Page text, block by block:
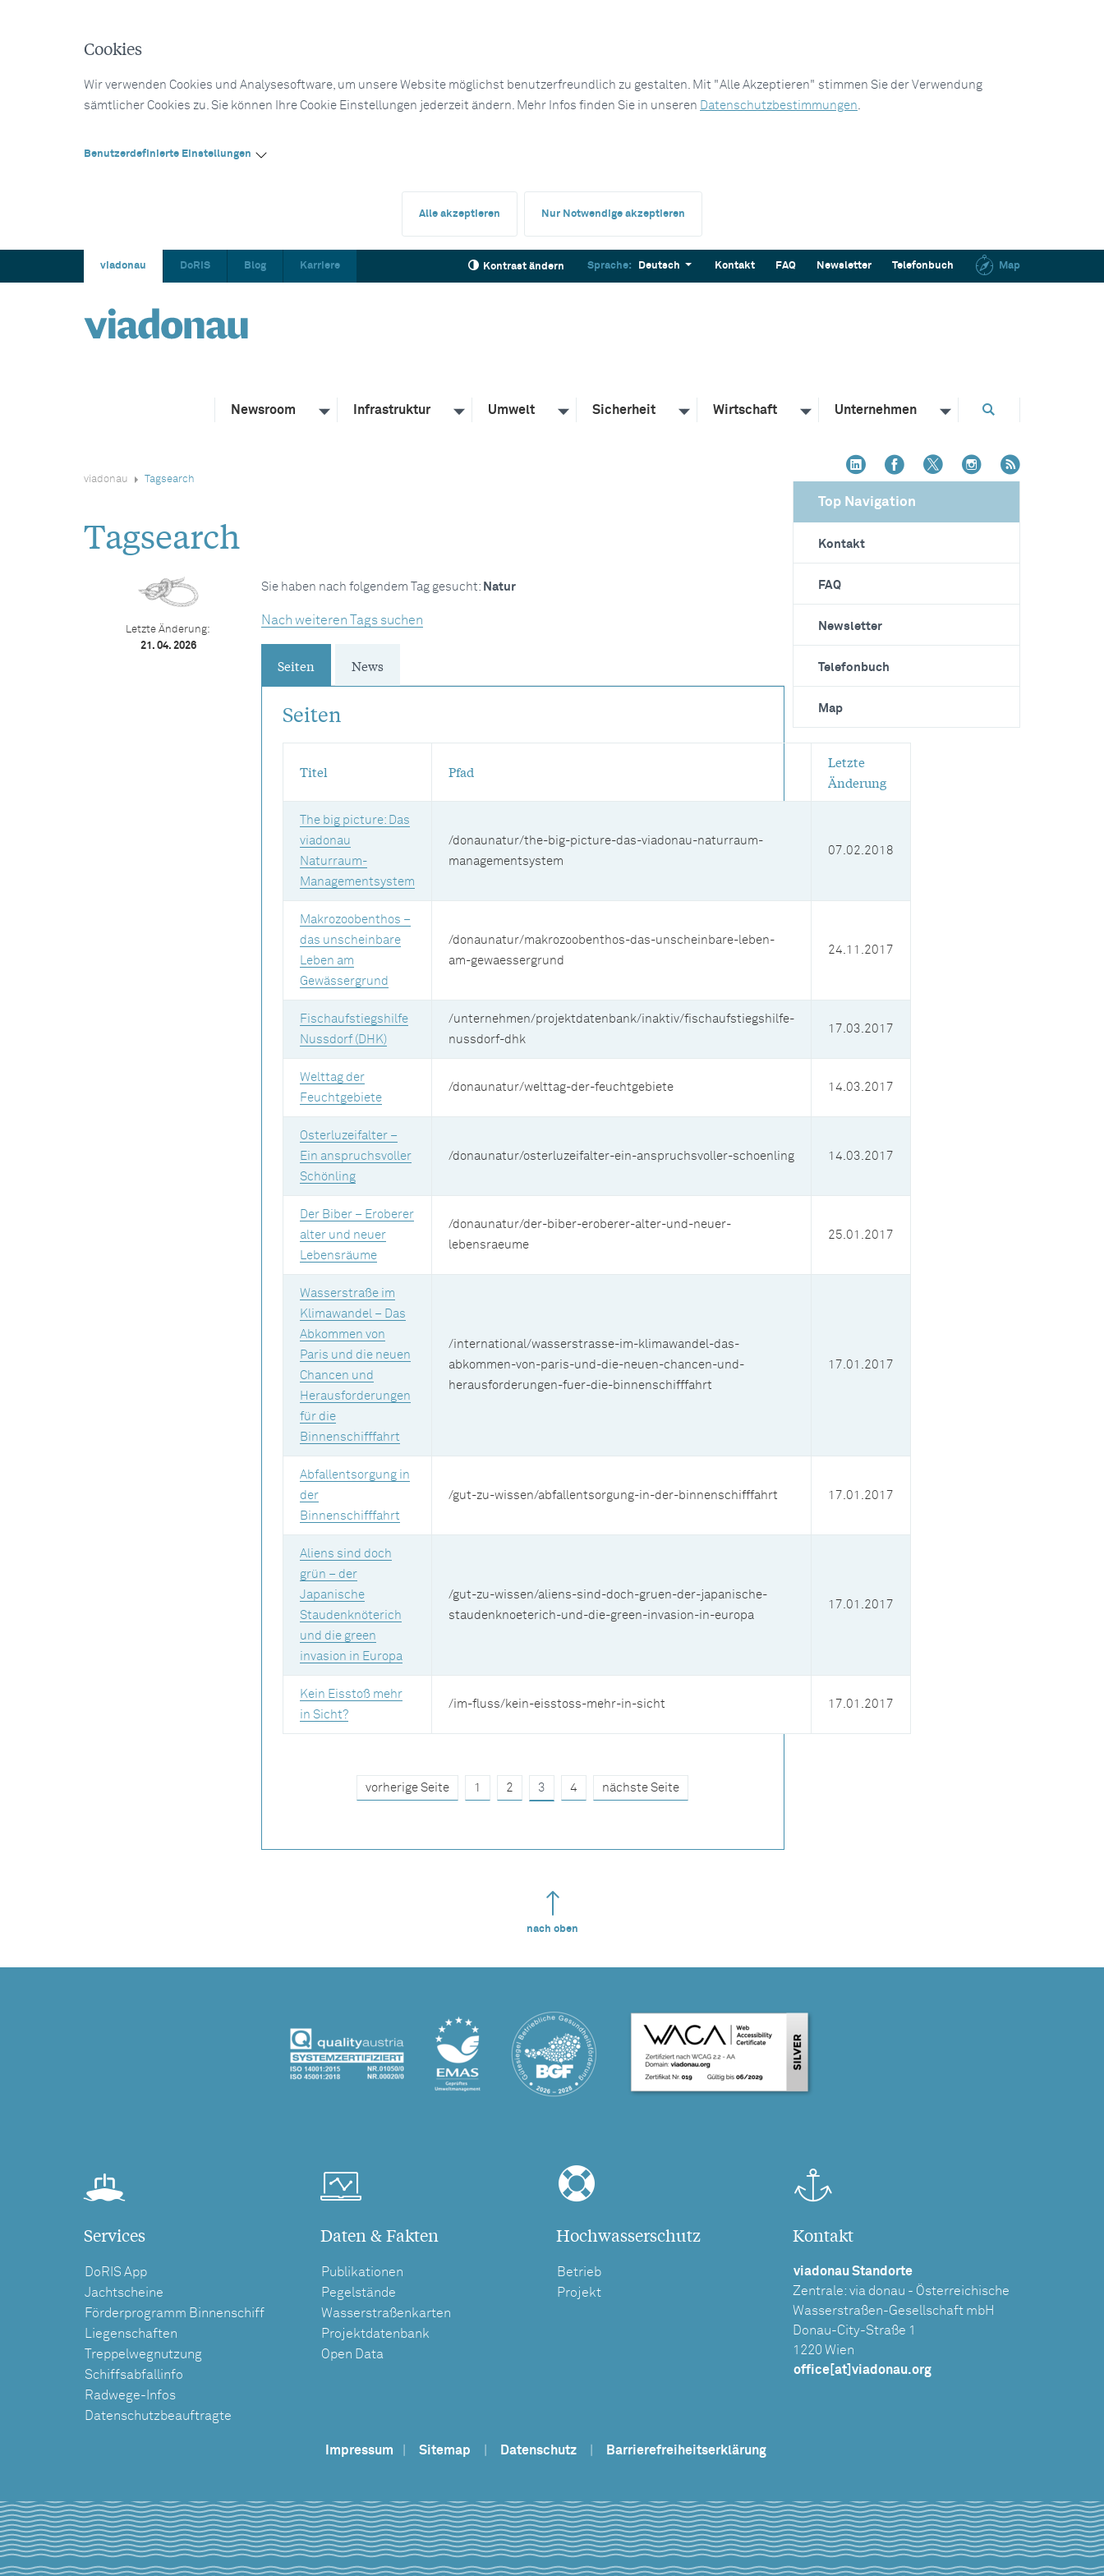
Cookies
Wir verwenden Cookies und Analysesoftware, um unsere Website möglichst benutzerfreundlich zu gestalten. Mit "Alle Akzeptieren" stimmen Sie der Verwendung
sämtlicher Cookies zu. Sie können Ihre Cookie Einstellungen jederzeit ändern. Mehr Infos finden Sie in unseren Datenschutzbestimmungen.
Benutzerdefinierte Einstellungen
Alle akzeptieren Nur Notwendige akzeptieren
viadonau DoRIS Blog Karriere Kontrast ändern Sprache: Deutsch Kontakt FAQ Newsletter Telefonbuch Map
Newsroom Infrastruktur Umwelt Sicherheit Wirtschaft Unternehmen
viadonau Tagsearch
Tagsearch
Sie haben nach folgendem Tag gesucht: Natur
Nach weiteren Tags suchen
Seiten News
Seiten
Titel Pfad
Letzte
Änderung
The big picture: Das
viadonau
Naturraum-
Managementsystem
/donaunatur/the-big-picture-das-viadonau-naturraum-
managementsystem
07.02.2018
Makrozoobenthos –
das unscheinbare
Leben am
Gewässergrund
/donaunatur/makrozoobenthos-das-unscheinbare-leben-
am-gewaessergrund
24.11.2017
Fischaufstiegshilfe
Nussdorf (DHK)
/unternehmen/projektdatenbank/inaktiv/fischaufstiegshilfe-
nussdorf-dhk
17.03.2017
Welttag der
Feuchtgebiete
/donaunatur/welttag-der-feuchtgebiete 14.03.2017
Osterluzeifalter –
Ein anspruchsvoller
Schönling
/donaunatur/osterluzeifalter-ein-anspruchsvoller-schoenling 14.03.2017
Der Biber – Eroberer
alter und neuer
Lebensräume
/donaunatur/der-biber-eroberer-alter-und-neuer-
lebensraeume
25.01.2017
Wasserstraße im
Klimawandel – Das
Abkommen von
Paris und die neuen
Chancen und
Herausforderungen
für die
Binnenschifffahrt
/international/wasserstrasse-im-klimawandel-das-
abkommen-von-paris-und-die-neuen-chancen-und-
herausforderungen-fuer-die-binnenschifffahrt
17.01.2017
Abfallentsorgung in
der
Binnenschifffahrt
/gut-zu-wissen/abfallentsorgung-in-der-binnenschifffahrt 17.01.2017
Aliens sind doch
grün – der
Japanische
Staudenknöterich
und die green
invasion in Europa
/gut-zu-wissen/aliens-sind-doch-gruen-der-japanische-
staudenknoeterich-und-die-green-invasion-in-europa
17.01.2017
Kein Eisstoß mehr
in Sicht?
/im-fluss/kein-eisstoss-mehr-in-sicht 17.01.2017
vorherige Seite 1 2 3 4 nächste Seite
Letzte Änderung:
21. 04. 2026
Top Navigation
Kontakt
FAQ
Newsletter
Telefonbuch
Map
nach oben
Services
DoRIS App
Jachtscheine
Förderprogramm Binnenschiff
Liegenschaften
Treppelwegnutzung
Schiffsabfallinfo
Radwege-Infos
Datenschutzbeauftragte
Daten & Fakten
Publikationen
Pegelstände
Wasserstraßenkarten
Projektdatenbank
Open Data
Hochwasserschutz
Betrieb
Projekt
Kontakt
viadonau Standorte
Zentrale: via donau - Österreichische
Wasserstraßen-Gesellschaft mbH
Donau-City-Straße 1
1220 Wien
office[at]viadonau.org
Impressum Sitemap Datenschutz Barrierefreiheitserklärung